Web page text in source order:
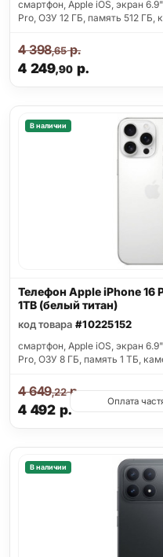
смартфон, Apple iOS, экран
Pro, ОЗУ 12 ГБ, память 512
4 249,90 р.
4 398,65р.
В наличии
Телефон Apple iPhone 16
1TB (белый титан)
код товара #10225152
смартфон, Apple iOS, экран
Pro, ОЗУ 8 ГБ, память 1 ТБ,
4 492 р.
4 649,22р.
Оплата
В наличии